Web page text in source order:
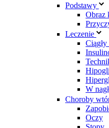
Podstawy
Obraz
Leczenie
W
Choroby
Oczy